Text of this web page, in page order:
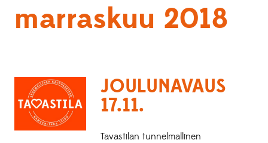
marraskuu 2018
JOULUNAVAUS
17.11.
Tavastilan tunnelmallinen